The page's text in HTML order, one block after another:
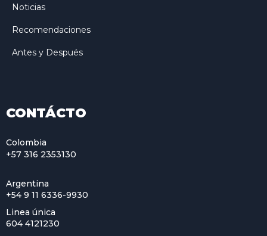
Noticias
Recomendaciones
Antes y Después
CONTÁCTO
Colombia
+57 316 2353130
Argentina
+54 9 11 6336-9930
Linea única
604 4121230